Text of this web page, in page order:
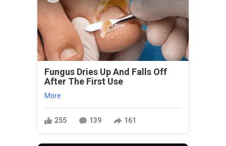
Fungus Dries Up And Falls Off
After The First Use
More
255 139 161